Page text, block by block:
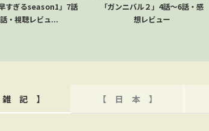
早すぎるseason1」7話
・視聴レビュ...
「ガンニバル２」4話～6話・感
想レビュー
雑 記 】 【 日 本 】